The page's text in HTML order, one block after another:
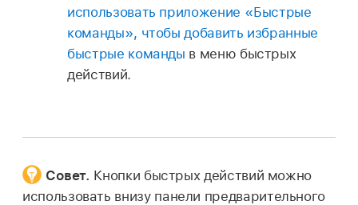
использовать приложение «Быстрые
команды», чтобы добавить избранные
быстрые команды в меню быстрых
действий.
Совет. Кнопки быстрых действий можно
использовать внизу панели предварительного